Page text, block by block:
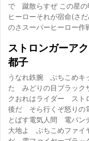
で 蹴散らすぜ この星の
ヒーローそれが宿命(さ
のさスーパーヒーロー作
ストロンガーア
都子
うなれ鉄腕 ぶちこめキ
た みどりの目ブラッ
クおれはライダー スト
後だ そら行くぞ怒りの
とばす電気人間 電パン
大地よ ぶちこめファイ